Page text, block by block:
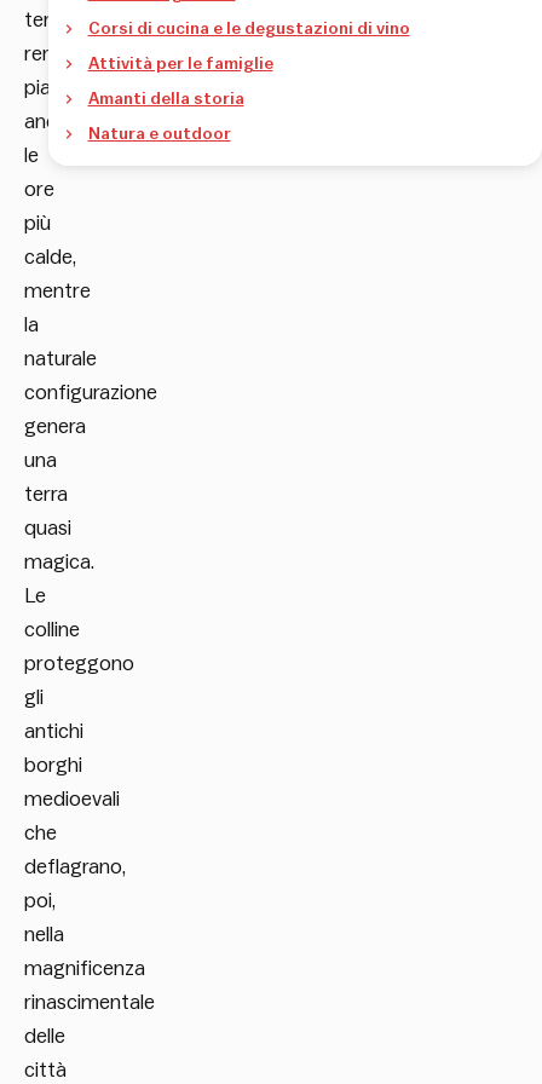
temperato
rende
piacevoli
anche
le
ore
più
calde,
mentre
la
naturale
configurazione
genera
una
terra
quasi
magica.
Le
colline
proteggono
gli
antichi
borghi
medioevali
che
deflagrano,
poi,
nella
magnificenza
rinascimentale
delle
città
Corsi di cucina e le degustazioni di vino
Attività per le famiglie
Amanti della storia
Natura e outdoor